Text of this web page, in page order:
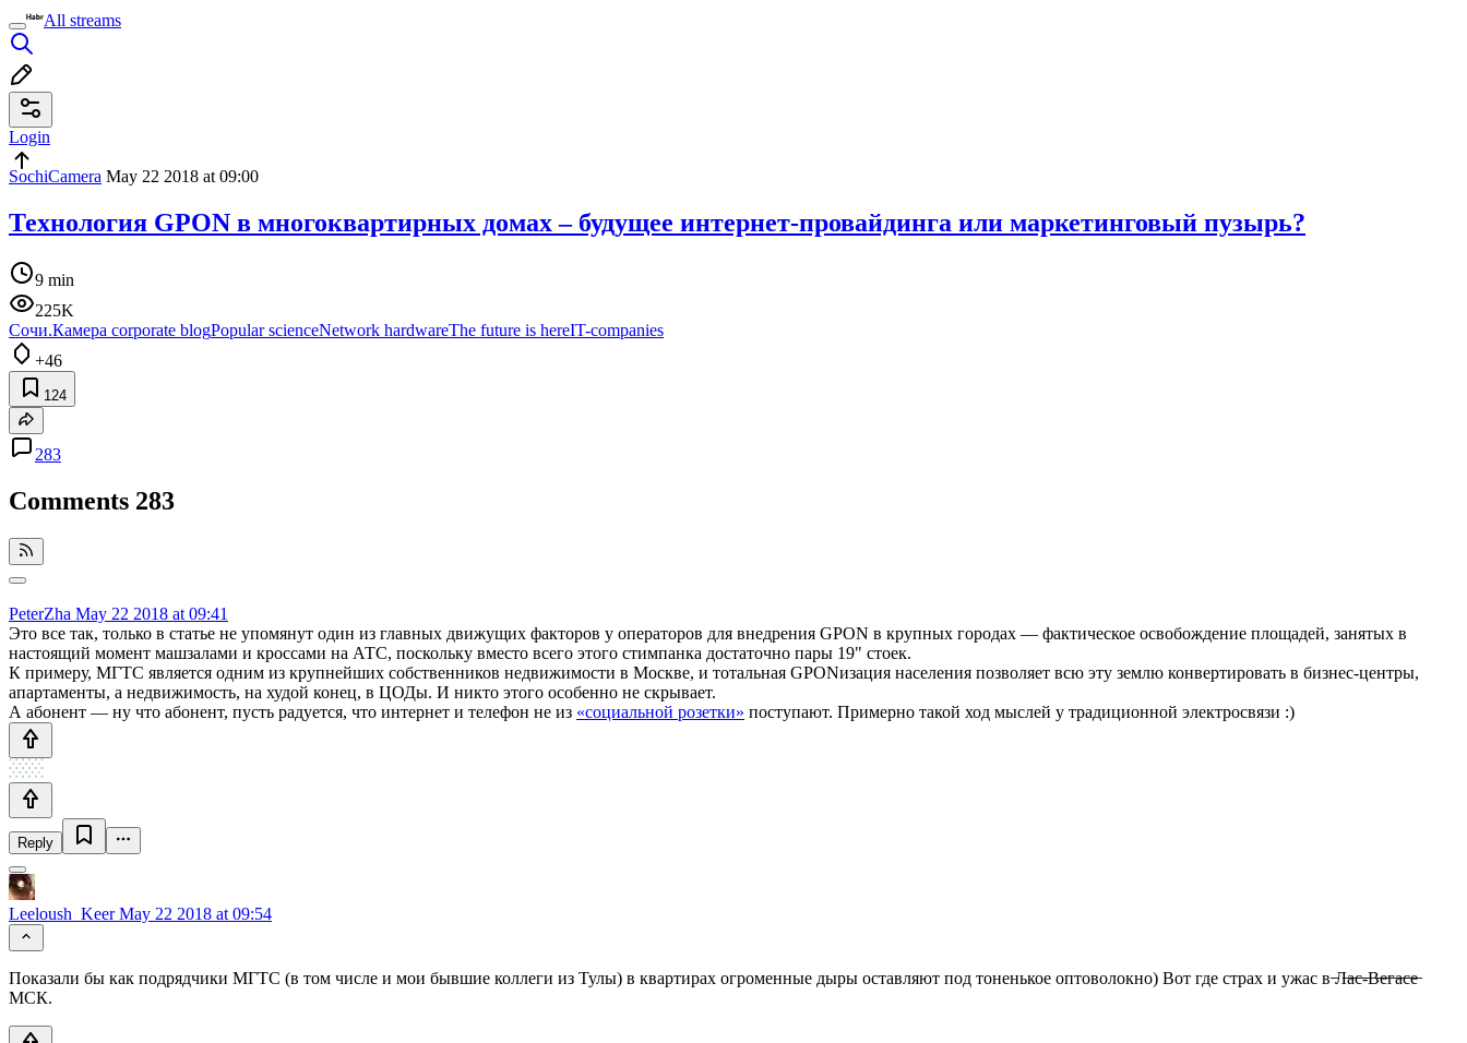
All streams
Login
SochiCamera May 22 2018 at 09:00
Технология GPON в многоквартирных домах – будущее интернет-провайдинга или маркетинговый пузырь?
9 min
225K
Сочи.Камера corporate blogPopular scienceNetwork hardwareThe future is hereIT-companies
+46
124
283
Comments 283
PeterZha May 22 2018 at 09:41
Это все так, только в статье не упомянут один из главных движущих факторов у операторов для внедрения GPON в крупных городах — фактическое освобождение площадей, занятых в
настоящий момент машзалами и кроссами на АТС, поскольку вместо всего этого стимпанка достаточно пары 19" стоек.
К примеру, МГТС является одним из крупнейших собственников недвижимости в Москве, и тотальная GPONизация населения позволяет всю эту землю конвертировать в бизнес-центры,
апартаменты, а недвижимость, на худой конец, в ЦОДы. И никто этого особенно не скрывает.
А абонент — ну что абонент, пусть радуется, что интернет и телефон не из «социальной розетки» поступают. Примерно такой ход мыслей у традиционной электросвязи :)
Reply
Leeloush_KeerMay 22 2018 at 09:54
Показали бы как подрядчики МГТС (в том числе и мои бывшие коллеги из Тулы) в квартирах огроменные дыры оставляют под тоненькое оптоволокно) Вот где страх и ужас в ̶Л̶а̶с̶-̶В̶е̶г̶а̶с̶е̶
МСК.